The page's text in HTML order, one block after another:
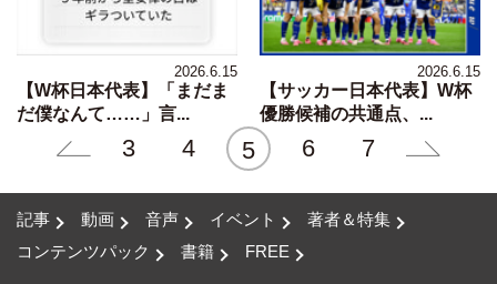
2026.6.15
【W杯日本代表】「まだま
だ僕なんて……」言...
2026.6.15
【サッカー日本代表】W杯
優勝候補の共通点、...
3 4 5 6 7
記事 動画 音声 イベント
著者＆特集
コンテンツパック
書籍 FREE